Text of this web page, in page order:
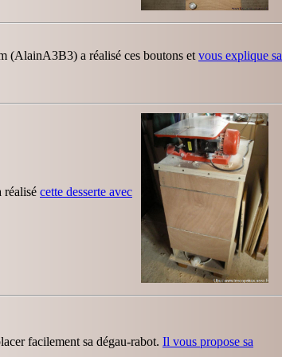
(AlainA3B3) a réalisé ces boutons et vous explique sa
réalisé cette desserte avec
facilement sa dégau-rabot. Il vous propose sa